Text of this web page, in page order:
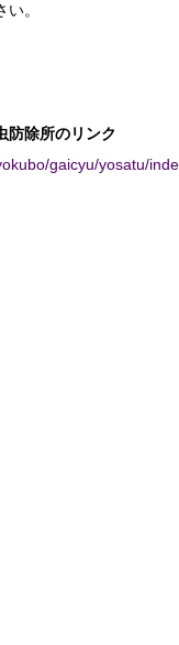
。
防除所のリンク
gaicyu/yosatu/